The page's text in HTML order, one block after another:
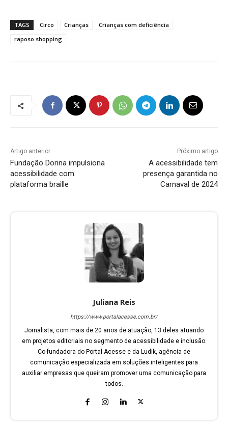
TAGS Circo Crianças
Crianças com deficiência
raposo shopping
Artigo anterior
Fundação Dorina impulsiona
acessibilidade com
plataforma braille
Próximo artigo
A acessibilidade tem
presença garantida no
Carnaval de 2024
Juliana Reis
https://www.portalacesse.com.br/
Jornalista, com mais de 20 anos de atuação, 13 deles atuando
em projetos editoriais no segmento de acessibilidade e inclusão.
Co-fundadora do Portal Acesse e da Ludik, agência de
comunicação especializada em soluções inteligentes para
auxiliar empresas que queiram promover uma comunicação para
todos.